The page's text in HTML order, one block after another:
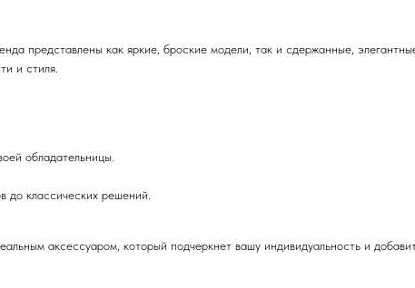
представлены как яркие, броские модели, так и сдержанные,
и стиля.
обладательницы.
до классических решений.
аксессуаром, который подчеркнет вашу индивидуальность и